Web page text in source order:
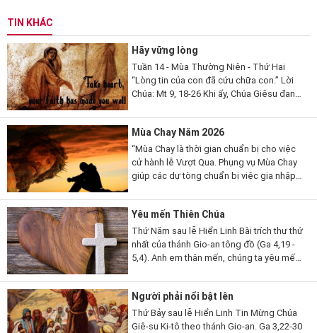
TIN KHÁC
Hãy vững lòng
Tuần 14 - Mùa Thường Niên - Thứ Hai
“Lòng tin của con đã cứu chữa con.” Lời
Chúa: Mt 9, 18-26 Khi ấy, Chúa Giêsu đang
mà thưa...
Mùa Chay Năm 2026
“Mùa Chay là thời gian chuẩn bị cho việc
cử hành lễ Vượt Qua. Phụng vụ Mùa Chay
giúp các dự tòng chuẩn bị việc gia nhập
Chay cũng là thời gian...
Yêu mến Thiên Chúa
Thứ Năm sau lễ Hiển Linh Bài trích thư thứ
nhất của thánh Gio-an tông đồ (Ga 4,19 -
5,4). Anh em thân mến, chúng ta yêu mến
chúng ta trước. Nếu...
Người phải nổi bật lên
Thứ Bảy sau lễ Hiển Linh Tin Mừng Chúa
Giê-su Ki-tô theo thánh Gio-an. Ga 3,22-30